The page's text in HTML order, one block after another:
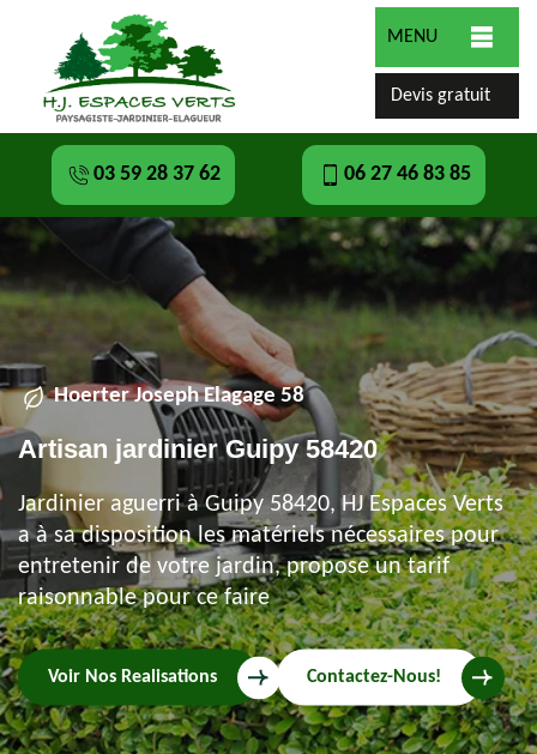
MENU
Devis gratuit
03 59 28 37 62 06 27 46 83 85
Hoerter Joseph Elagage 58
Artisan jardinier Guipy 58420
Jardinier aguerri à Guipy 58420, HJ Espaces Verts
a à sa disposition les matériels nécessaires pour
entretenir de votre jardin, propose un tarif
raisonnable pour ce faire
Voir Nos Realisations Contactez-Nous!